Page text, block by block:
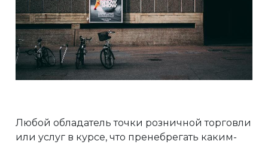
Любой обладатель точки розничной торговли
или услуг в курсе, что пренебрегать каким-